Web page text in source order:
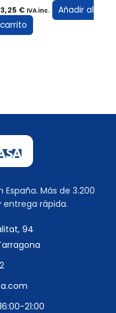
3,25 € IVA inc.
Añadir al
carrito
Más de 3.200
rápida.
94
21:00